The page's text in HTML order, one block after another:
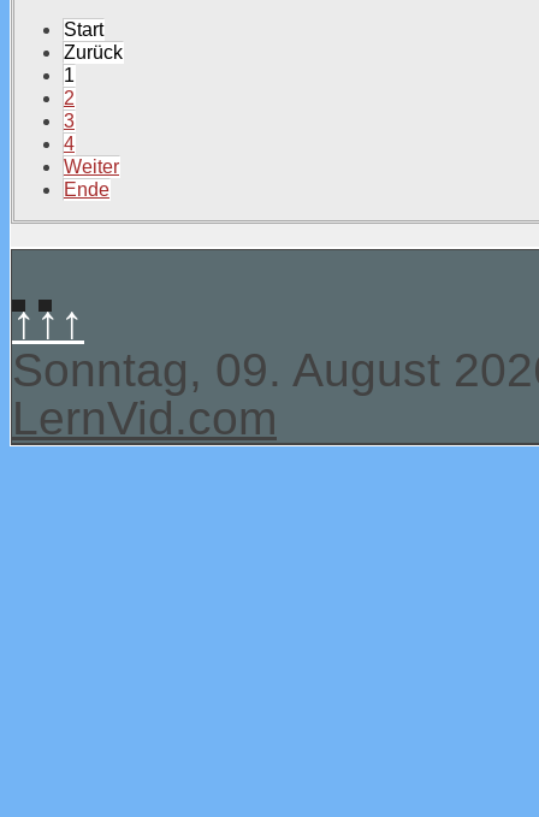
Start
Zurück
1
2
3
4
Weiter
Ende
↑↑↑
Sonntag, 09. August
LernVid.com